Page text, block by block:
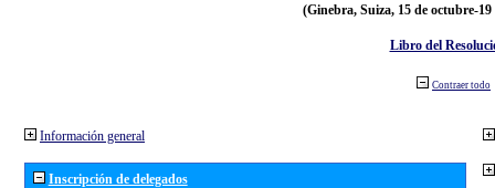
(Ginebra, Suiza, 15 de octubre-19
Libro del
Contraer todo
Información general
Inscripción de delegados